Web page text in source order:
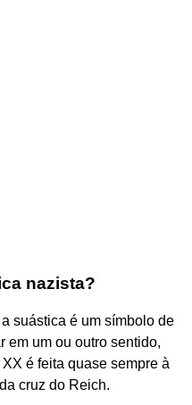
nazista?
suástica é um símbolo de
em um ou outro sentido,
é feita quase sempre à
cruz do Reich.